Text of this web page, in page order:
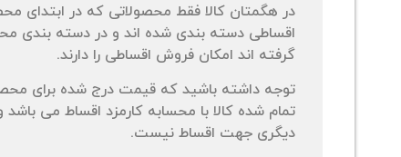
در هگمتان کالا فقط محصولاتی که در ابتدای
اقساطی دسته بندی شده اند و در دسته بندی
گرفته اند امکان فروش اقساطی را دارند.
توجه داشته باشید که قیمت درج شده برای
تمام شده کالا با محسابه کارمزد اقساط می
دیگری جهت اقساط نیست.